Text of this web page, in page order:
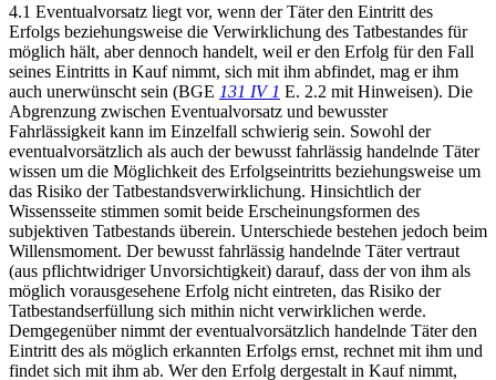
4.1 Eventualvorsatz liegt vor, wenn der Täter den Eintritt des
Erfolgs beziehungsweise die Verwirklichung des Tatbestandes für
möglich hält, aber dennoch handelt, weil er den Erfolg für den Fall
seines Eintritts in Kauf nimmt, sich mit ihm abfindet, mag er ihm
auch unerwünscht sein (BGE 131 IV 1 E. 2.2 mit Hinweisen). Die
Abgrenzung zwischen Eventualvorsatz und bewusster
Fahrlässigkeit kann im Einzelfall schwierig sein. Sowohl der
eventualvorsätzlich als auch der bewusst fahrlässig handelnde Täter
wissen um die Möglichkeit des Erfolgseintritts beziehungsweise um
das Risiko der Tatbestandsverwirklichung. Hinsichtlich der
Wissensseite stimmen somit beide Erscheinungsformen des
subjektiven Tatbestands überein. Unterschiede bestehen jedoch beim
Willensmoment. Der bewusst fahrlässig handelnde Täter vertraut
(aus pflichtwidriger Unvorsichtigkeit) darauf, dass der von ihm als
möglich vorausgesehene Erfolg nicht eintreten, das Risiko der
Tatbestandserfüllung sich mithin nicht verwirklichen werde.
Demgegenüber nimmt der eventualvorsätzlich handelnde Täter den
Eintritt des als möglich erkannten Erfolgs ernst, rechnet mit ihm und
findet sich mit ihm ab. Wer den Erfolg dergestalt in Kauf nimmt,